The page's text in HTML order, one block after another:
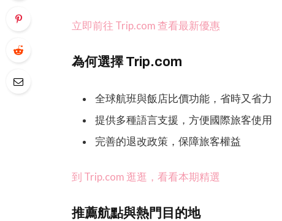
立即前往 Trip.com 查看最新優惠
為何選擇 Trip.com
全球航班與飯店比價功能，省時又省力
提供多種語言支援，方便國際旅客使用
完善的退改政策，保障旅客權益
到 Trip.com 逛逛，看看本期精選
推薦航點與熱門目的地